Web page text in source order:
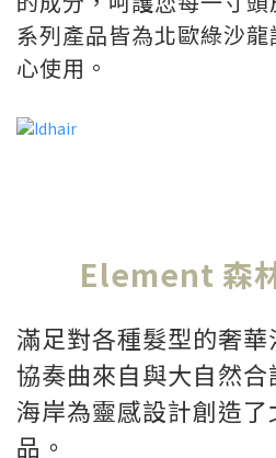
系列產品皆為北歐綠沙
心使用。
Element 森
滿足對各種髮型的奢
協奏曲來自與大自然
海岸為靈感設計創造
品。